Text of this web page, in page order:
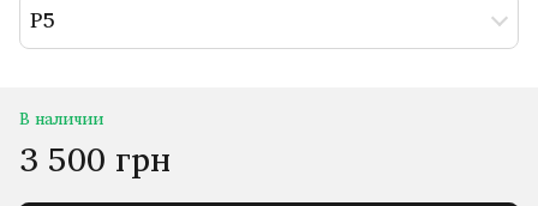
Р5
В наличии
3 500 грн